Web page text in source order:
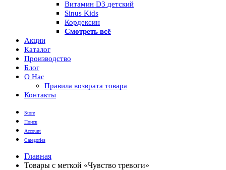
Витамин D3 детский
Sinus Kids
Кордексин
Смотреть всё
Акции
Каталог
Производство
Блог
О Нас
Правила возврата товара
Контакты
Store
Поиск
Account
Categories
Главная
Товары с меткой «Чувство тревоги»